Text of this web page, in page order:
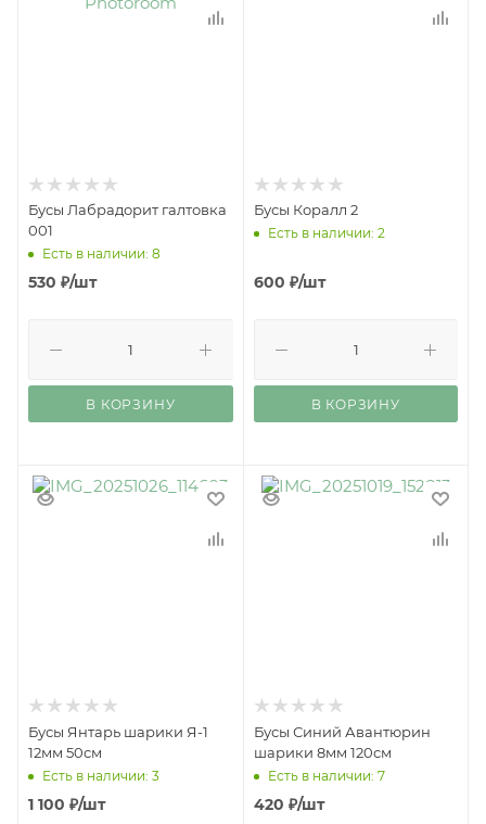
Бусы Лабрадорит галтовка
001
Есть в наличии: 8
530 ₽/шт
В КОРЗИНУ
Бусы Коралл 2
Есть в наличии: 2
600 ₽/шт
В КОРЗИНУ
Бусы Янтарь шарики Я-1
12мм 50см
Есть в наличии: 3
1 100 ₽/шт
Бусы Синий Авантюрин
шарики 8мм 120см
Есть в наличии: 7
420 ₽/шт